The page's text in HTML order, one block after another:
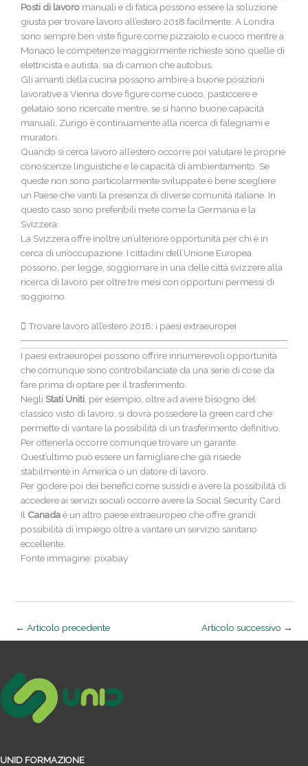
Posti di lavoro manuali e di fatica possono essere la soluzione
giusta per trovare lavoro all’estero 2018 facilmente. A Londra
sono sempre ben viste figure come pizzaiolo e cuoco mentre a
Monaco le competenze maggiormente richieste sono quelle di
elettricista e autista, sia di camion che autobus.
Gli amanti della cucina possono ambire a buone posizioni
lavorative a Vienna dove figure come cuoco, pasticcere e
gelataio sono ricercate mentre, se si hanno buone capacità
manuali, Zurigo è continuamente alla ricerca di falegnami e
muratori.
Quando si cerca lavoro all’estero occorre poi valutare le proprie
conoscenze linguistiche e le capacità di ambientamento. Se
queste non sono particolarmente sviluppate è bene scegliere
un Paese che vanti la presenza di diverse comunità italiane. In
questo caso sono preferibili mete come la Germania e la
Svizzera.
La Svizzera offre inoltre un’ulteriore opportunità per chi è in
cerca di un’occupazione. I cittadini dell’Unione Europea
possono, per legge, soggiornare in una delle città svizzere alla
ricerca di lavoro per oltre tre mesi con opportuni permessi di
soggiorno.
Trovare lavoro all’estero 2018: i paesi extraeuropei
I paesi extraeuropei possono offrire innumerevoli opportunità
che comunque sono controbilanciate da una serie di cose da
fare prima di optare per il trasferimento.
Negli Stati Uniti , per esempio, oltre ad avere bisogno del
classico visto di lavoro, si dovrà possedere la green card che
permette di vantare la possibilità di un trasferimento definitivo.
Per ottenerla occorre comunque trovare un garante.
Quest’ultimo può essere un famigliare che già risiede
stabilmente in America o un datore di lavoro.
Per godere poi dei benefici come sussidi e avere la possibilità di
accedere ai servizi sociali occorre avere la Social Security Card.
Il Canadaè un altro paese extraeuropeo che offre grandi
possibilità di impiego oltre a vantare un servizio sanitario
eccellente.
Fonte immagine: pixabay
← Articolo precedente Articolo successivo →
UNID FORMAZIONE